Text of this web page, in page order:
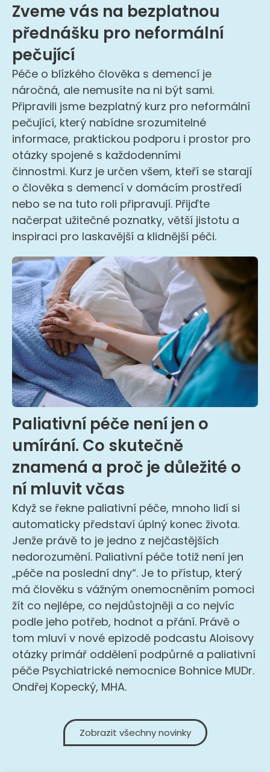
Zveme vás na bezplatnou
přednášku pro neformální
pečující
Péče o blízkého člověka s demencí je
náročná, ale nemusíte na ni být sami.
Připravili jsme bezplatný kurz pro neformální
pečující, který nabídne srozumitelné
informace, praktickou podporu i prostor pro
otázky spojené s každodenními
činnostmi. Kurz je určen všem, kteří se starají
o člověka s demencí v domácím prostředí
nebo se na tuto roli připravují. Přijďte
načerpat užitečné poznatky, větší jistotu a
inspiraci pro laskavější a klidnější péči.
Paliativní péče není jen o
umírání. Co skutečně
znamená a proč je důležité o
ní mluvit včas
Když se řekne paliativní péče, mnoho lidí si
automaticky představí úplný konec života.
Jenže právě to je jedno z nejčastějších
nedorozumění. Paliativní péče totiž není jen
„péče na poslední dny“. Je to přístup, který
má člověku s vážným onemocněním pomoci
žít co nejlépe, co nejdůstojněji a co nejvíc
podle jeho potřeb, hodnot a přání. Právě o
tom mluví v nové epizodě podcastu Aloisovy
otázky primář oddělení podpůrné a paliativní
péče Psychiatrické nemocnice Bohnice MUDr.
Ondřej Kopecký, MHA.
Zobrazit všechny novinky